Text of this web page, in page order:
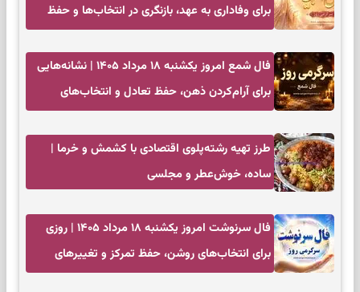
برای وفاداری به عهد، بازنگری در انتخاب‌ها و حفظ
فال شمع امروز یکشنبه ۱۸ مرداد ۱۴۰۵ | نشانه‌هایی
برای آرام‌کردن ذهن، حفظ تعادل و انتخاب‌های
طرز تهیه رشته‌پلوی اقتصادی با کشمش و خرما |
ساده، خوش‌عطر و مجلسی
فال سرنوشت امروز یکشنبه ۱۸ مرداد ۱۴۰۵ | روزی
برای انتخاب‌های روشن، حفظ تمرکز و تغییرهای